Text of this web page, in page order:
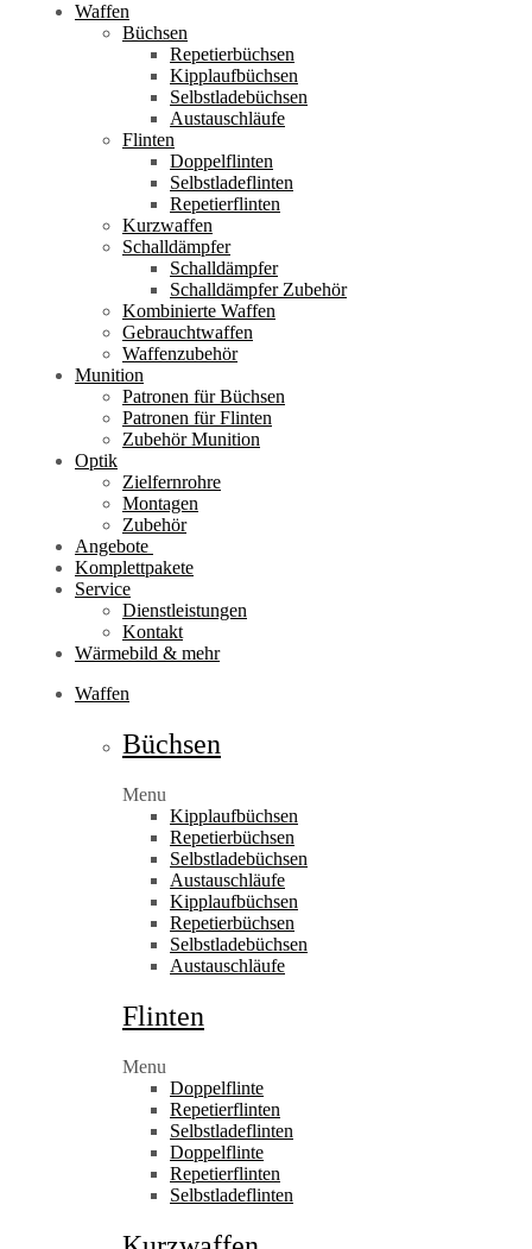
Waffen
Büchsen
Repetierbüchsen
Kipplaufbüchsen
Selbstladebüchsen
Austauschläufe
Flinten
Doppelflinten
Selbstladeflinten
Repetierflinten
Kurzwaffen
Schalldämpfer
Schalldämpfer
Schalldämpfer Zubehör
Kombinierte Waffen
Gebrauchtwaffen
Waffenzubehör
Munition
Patronen für Büchsen
Patronen für Flinten
Zubehör Munition
Optik
Zielfernrohre
Montagen
Zubehör
Angebote
Komplettpakete
Service
Dienstleistungen
Kontakt
Wärmebild & mehr
Waffen
Büchsen
Menu
Kipplaufbüchsen
Repetierbüchsen
Selbstladebüchsen
Austauschläufe
Kipplaufbüchsen
Repetierbüchsen
Selbstladebüchsen
Austauschläufe
Flinten
Menu
Doppelflinte
Repetierflinten
Selbstladeflinten
Doppelflinte
Repetierflinten
Selbstladeflinten